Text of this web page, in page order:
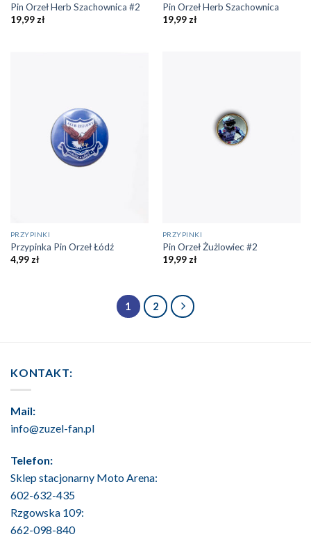
Pin Orzeł Herb Szachownica #2
19,99 zł
Pin Orzeł Herb Szachownica
19,99 zł
PRZYPINKI
Przypinka Pin Orzeł Łódź
4,99 zł
PRZYPINKI
Pin Orzeł Żużlowiec #2
19,99 zł
1 2
KONTAKT:
Mail:
info@zuzel-fan.pl
Telefon:
Sklep stacjonarny Moto Arena:
602-632-435
Rzgowska 109:
662-098-840